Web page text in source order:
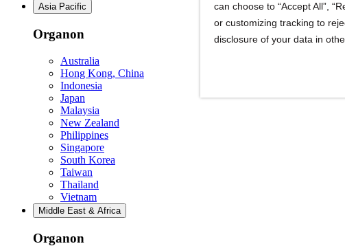
Asia Pacific
Organon
Australia
Hong Kong, China
Indonesia
Japan
Malaysia
New Zealand
Philippines
Singapore
South Korea
Taiwan
Thailand
Vietnam
Middle East & Africa
Organon
can choose to “Accept All”,
or customizing tracking to
disclosure of your data in